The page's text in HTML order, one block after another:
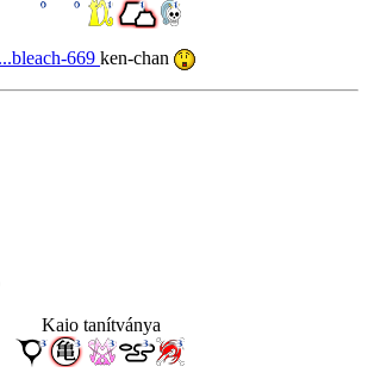
669 ken-chan
Kaio tanítványa